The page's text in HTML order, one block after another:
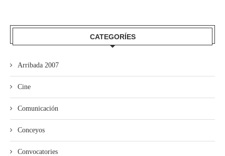
CATEGORÍES
Arribada 2007
Cine
Comunicación
Conceyos
Convocatories